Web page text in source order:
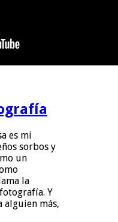
es mi
sorbos y
un
la
Y
alguien más,